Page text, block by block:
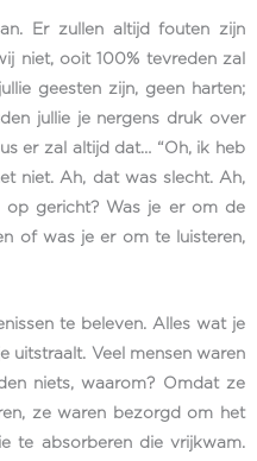
Er zullen altijd fouten zijn
niet, ooit 100% tevreden zal
geesten zijn, geen harten;
jullie je nergens druk over
er zal altijd dat… “Oh, ik heb
niet. Ah, dat was slecht. Ah,
gericht? Was je er om de
of was je er om te luisteren,
te beleven. Alles wat je
uitstraalt. Veel mensen waren
niets, waarom? Omdat ze
ze waren bezorgd om het
te absorberen die vrijkwam.